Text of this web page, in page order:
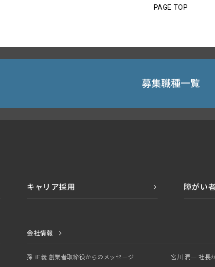
PAGE TOP
募集職種一覧
キャリア採用 障がい
会社情報
孫 正義 創業者取締役からのメッセージ 宮川 潤一 社長